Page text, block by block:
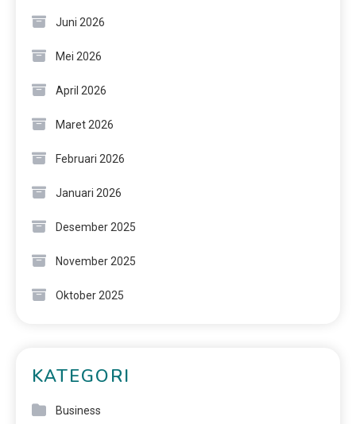
Juni 2026
Mei 2026
April 2026
Maret 2026
Februari 2026
Januari 2026
Desember 2025
November 2025
Oktober 2025
KATEGORI
Business